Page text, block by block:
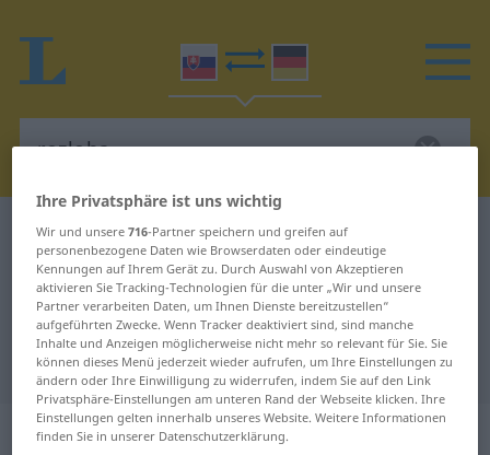
Slowakisch-Deutsch Wörterbuch rozloha
Slowakisch-Deutsch Übersetzung
für "rozloha"
"rozloha" Deutsch Übersetzung
„rozloha“: feminin
Ihre Privatsphäre ist uns wichtig
Wir und unsere716-Partner speichern und greifen auf
personenbezogene Daten wie Browserdaten oder eindeutige
Kennungen auf Ihrem Gerät zu. Durch Auswahl von Akzeptieren
aktivieren Sie Tracking-Technologien für die unter „Wir und unsere
Partner verarbeiten Daten, um Ihnen Dienste bereitzustellen“
aufgeführten Zwecke. Wenn Tracker deaktiviert sind, sind manche
Inhalte und Anzeigen möglicherweise nicht mehr so relevant für Sie. Sie
können dieses Menü jederzeit wieder aufrufen, um Ihre Einstellungen zu
ändern oder Ihre Einwilligung zu widerrufen, indem Sie auf den Link
Privatsphäre-Einstellungen am unteren Rand der Webseite klicken. Ihre
Einstellungen gelten innerhalb unseres Website. Weitere Informationen
finden Sie in unserer Datenschutzerklärung.